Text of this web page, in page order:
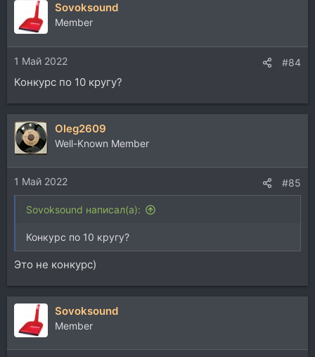
и
и
:
Sovoksound
Member
1 Май 2022 #84
Конкурс по 10 кругу?
Oleg2609
Well-Known Member
1 Май 2022 #85
Sovoksound написал(а):
Конкурс по 10 кругу?
Это не конкурс)
Sovoksound
Member